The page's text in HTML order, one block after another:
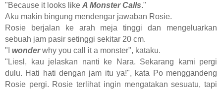
"Because it looks like A Monster Calls."
Aku makin bingung mendengar jawaban Rosie.
Rosie berjalan ke arah meja tinggi dan mengeluarkan
sebuah jam pasir setinggi sekitar 20 cm.
"I wonderwhy you call it a monster", kataku.
"Liesl, kau jelaskan nanti ke Nara. Sekarang kami pergi
dulu. Hati hati dengan jam itu ya!", kata Po menggandeng
Rosie pergi. Rosie terlihat ingin mengatakan sesuatu, tapi